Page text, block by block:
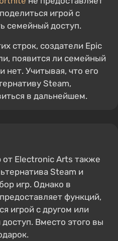
игрой с
семейный доступ.
строк, создатели Epic
появится ли семейный
нет. Учитывая, что его
Steam,
в дальнейшем.
Electronic Arts также
Steam и
игр. Однако в
функций,
игрой с другом или
Вместо этого вы